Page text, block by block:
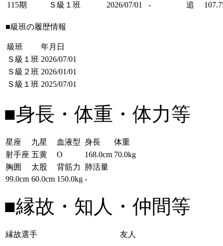
115期
Ｓ級１班 2026/07/01 - 追
■級班の履歴情報
級班
年月日
Ｓ級１班 2026/07/01
Ｓ級２班 2026/01/01
Ｓ級１班 2025/07/01
■身長・体重・体力等
星座 九星 血液型 身長
体重
射手座 五黄 O 168.0cm 70.0kg
胸囲
太股 背筋力
肺活量
99.0cm 60.0cm 150.0kg -
■縁故・知人・仲間等
縁故選手 友人